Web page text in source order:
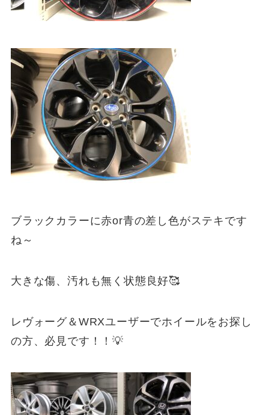
ブラックカラーに赤or青の差し色がステキです
ね～
大きな傷、汚れも無く状態良好🥰
レヴォーグ＆WRXユーザーでホイールをお探し
の方、必見です！！💡